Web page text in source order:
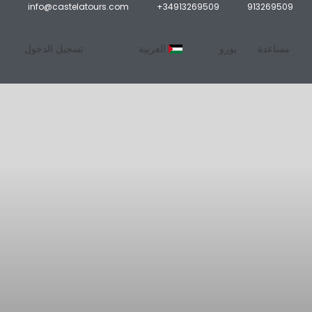
913269509
+34913269509
info@castelatours.com
مساعدة يورو العربية تسجيل الدخول